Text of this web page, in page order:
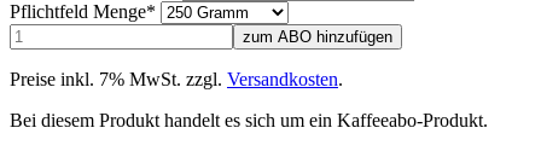
Pflichtfeld Menge*
Preise inkl. 7% MwSt. zzgl. Versandkosten.
Bei diesem Produkt handelt es sich um ein Kaffeeabo-Produkt.